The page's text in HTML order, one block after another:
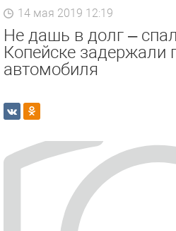
14 мая 2019 12:19
Не дашь в долг –
Копейске задержали
автомобиля